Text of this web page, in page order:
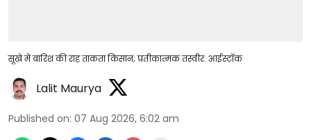
सूखे में बारिश की राह ताकता किसान; प्रतीकात्मक तस्वीर: आईस्टॉक
Lalit Maurya
Published on: 07 Aug 2026, 6:02 am